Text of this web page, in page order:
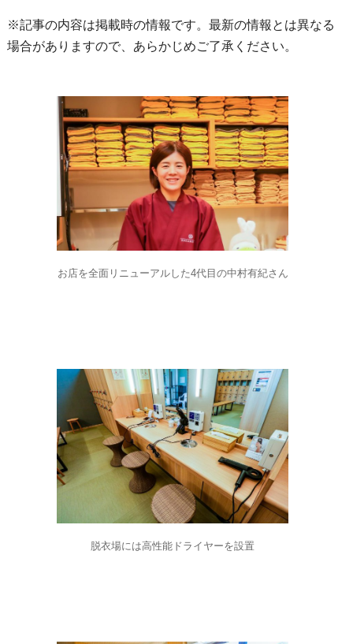
※記事の内容は掲載時の情報です。最新の情報とは異なる
場合がありますので、あらかじめご了承ください。
お店を全面リニューアルした4代目の中村有紀さん
脱衣場には高性能ドライヤーを設置